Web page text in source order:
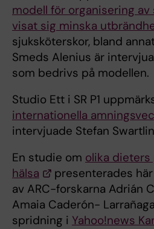
modell för organisering
visat sig minska
sjuksköterskor, bland
Smeds Alenius är
som bedrivs på modellen.
Studio Ett i SR P1
internationella
intervjuade Stefan
En studie om olika dieters
hälsa
presenterades
av ARC-forskarna Adrián
Amaia Caderón-
spridning i Yahoo!news